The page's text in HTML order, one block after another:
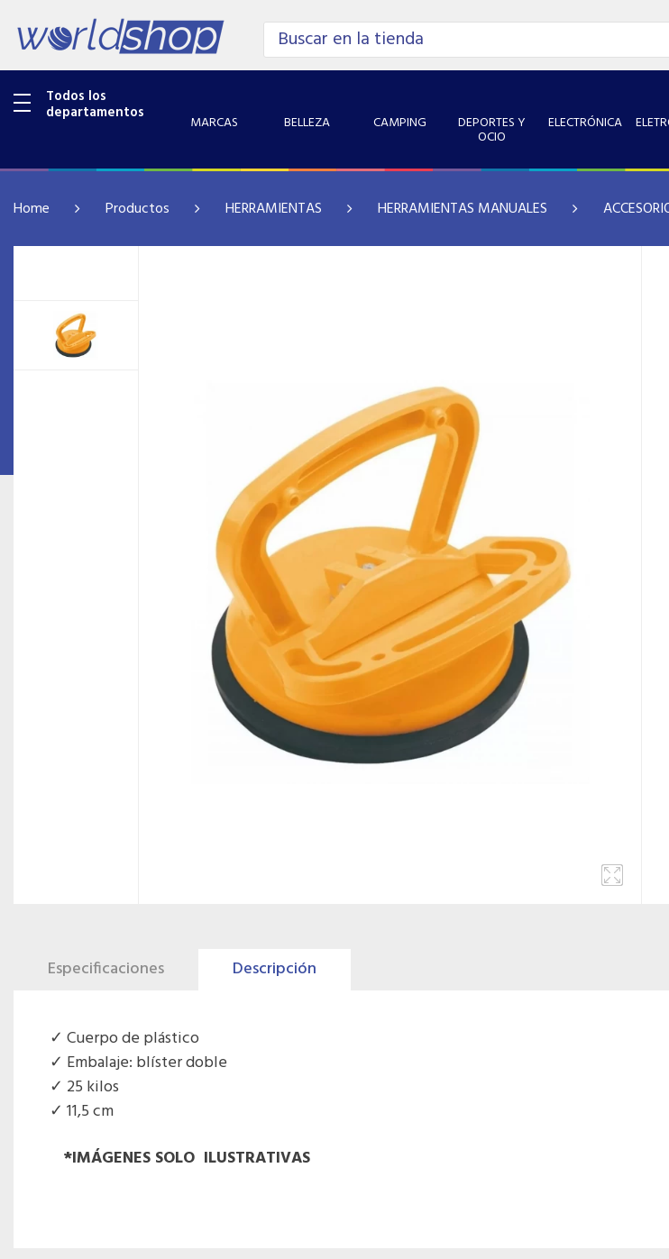
Todos los
departamentos MARCAS BELLEZA CAMPING DEPORTES Y
OCIO
ELECTRÓNICA
Home Productos HERRAMIENTAS HERRAMIENTAS MANUALES
Especificaciones Descripción
Cuerpo de plástico
Embalaje: blíster doble
25 kilos
11,5 cm
*IMÁGENES SOLO ILUSTRATIVAS